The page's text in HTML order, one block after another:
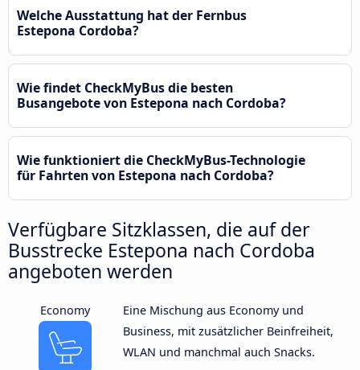
Welche Ausstattung hat der Fernbus
Estepona Cordoba?
Wie findet CheckMyBus die besten
Busangebote von Estepona nach Cordoba?
Wie funktioniert die CheckMyBus-Technologie
für Fahrten von Estepona nach Cordoba?
Verfügbare Sitzklassen, die auf der
Busstrecke Estepona nach Cordoba
angeboten werden
Economy
Eine Mischung aus Economy und
Business, mit zusätzlicher Beinfreiheit,
WLAN und manchmal auch Snacks.